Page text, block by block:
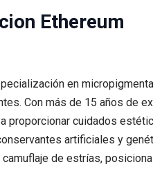
Ethereum
en
Con más de 15 años de
proporcionar cuidados
artificiales y
de estrías,